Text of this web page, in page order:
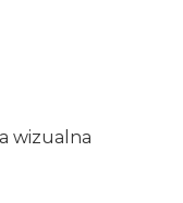
wizualna